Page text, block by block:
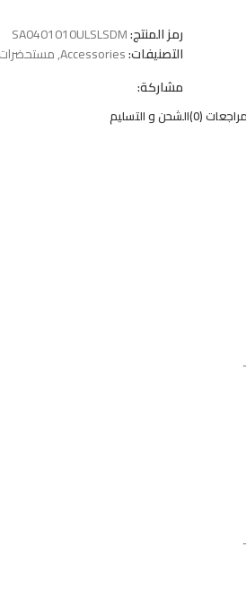
رمز المنتج:SA0401010ULSLSDM
التصنيفات:Accessories
,مستحضرات
مشاركة:
مراجعات (0) الشحن و التسليم